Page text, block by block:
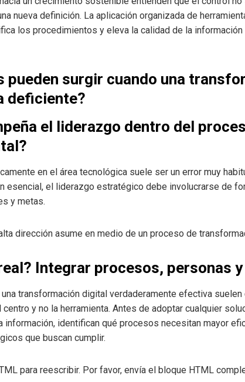
nueva definición. La aplicación organizada de
los procedimientos y eleva la calidad de la
pueden surgir cuando una
deficiente?
el liderazgo dentro del
en el área tecnológica suele ser un error muy
esencial, el liderazgo estratégico debe involucrarse de
y metas.
dirección asume en medio de un proceso de
Integrar procesos, personas
transformación digital verdaderamente efectiva suelen
y no la herramienta. Antes de adoptar cualquier
información, identifican qué procesos necesitan mayor
que buscan cumplir.
para reescribir. Por favor, envía el bloque HTML